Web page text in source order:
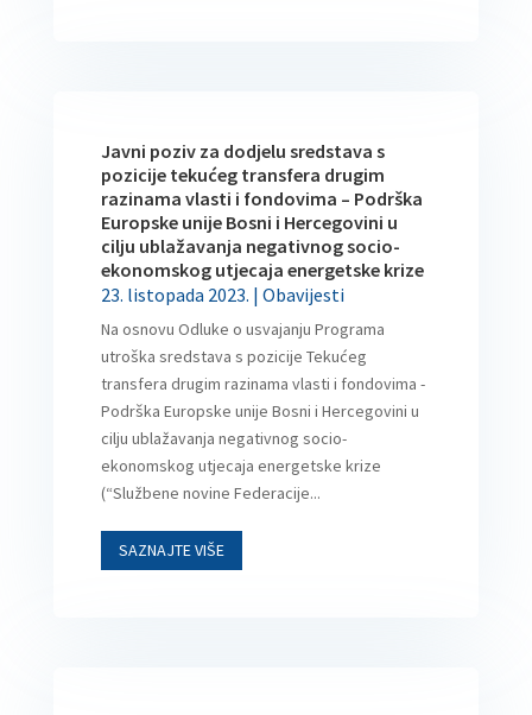
Javni poziv za dodjelu sredstava s
pozicije tekućeg transfera drugim
razinama vlasti i fondovima – Podrška
Europske unije Bosni i Hercegovini u
cilju ublažavanja negativnog socio-
ekonomskog utjecaja energetske krize
23. listopada 2023. | Obavijesti
Na osnovu Odluke o usvajanju Programa
utroška sredstava s pozicije Tekućeg
transfera drugim razinama vlasti i fondovima -
Podrška Europske unije Bosni i Hercegovini u
cilju ublažavanja negativnog socio-
ekonomskog utjecaja energetske krize
(“Službene novine Federacije...
SAZNAJTE VIŠE